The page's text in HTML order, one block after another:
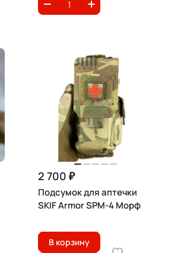
2 700 ₽
Подсумок для аптечки
SKIF Armor SPM-4 Морф
В корзину